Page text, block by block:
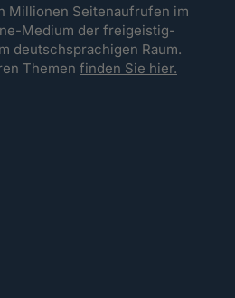
Millionen Seitenaufrufen im
Medium der freigeistig-
deutschsprachigen Raum.
Themenfinden Sie hier.